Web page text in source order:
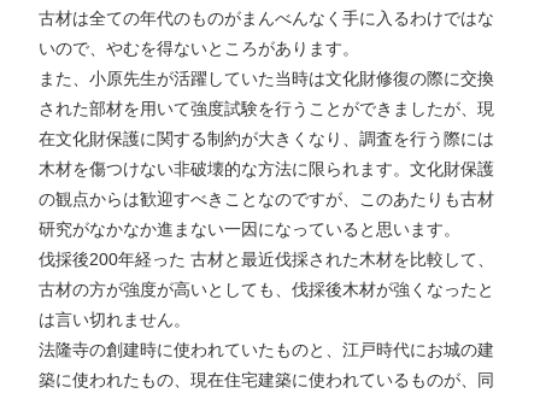
古材は全ての年代のものがまんべんなく手に入るわけではな
いので、やむを得ないところがあります。
また、小原先生が活躍していた当時は文化財修復の際に交換
された部材を用いて強度試験を行うことができましたが、現
在文化財保護に関する制約が大きくなり、調査を行う際には
木材を傷つけない非破壊的な方法に限られます。文化財保護
の観点からは歓迎すべきことなのですが、このあたりも古材
研究がなかなか進まない一因になっていると思います。
伐採後200年経った 古材と最近伐採された木材を比較して、
古材の方が強度が高いとしても、伐採後木材が強くなったと
は言い切れません。
法隆寺の創建時に使われていたものと、江戸時代にお城の建
築に使われたもの、現在住宅建築に使われているものが、同